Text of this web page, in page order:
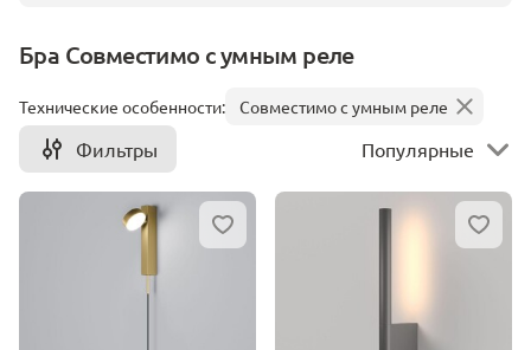
Бра Совместимо с умным реле
Технические особенности: Совместимо с умным реле
Фильтры Популярные